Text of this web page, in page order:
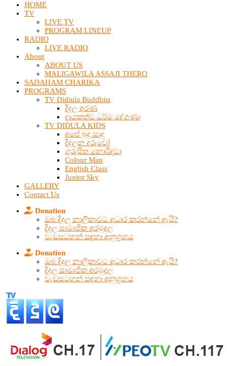
HOME
TV
LIVE TV
PROGRAM LINEUP
RADIO
LIVE RADIO
About
ABOUT US
MALIGAWILA ASSAJI THERO
SADAHAM CHARIKA
PROGRAMS
TV Didiula Buddhist
දිදුල අරණ
දායකත්ව ධර්ම දේශණා
TV DIDULA KIDS
අපේ බුදු සාදු
දිදුලන දරුවෝ
ගුරුසිත නොරිදවා
Colour Man
English Class
Junior Sky
GALLERY
Contact Us
Donation
ඔබ දිදුල නාලිකාවට අධාර කරන්නේ ඇයි?
දිදුල සාමාජික අරමුදල
වැඩසටහන් සඳහා අනුග්‍රහය
Donation
ඔබ දිදුල නාලිකාවට අධාර කරන්නේ ඇයි?
දිදුල සාමාජික අරමුදල
වැඩසටහන් සඳහා අනුග්‍රහය